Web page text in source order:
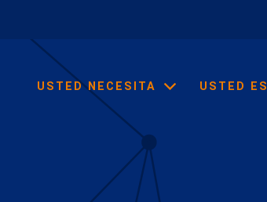
USTED NECESITA USTED ES